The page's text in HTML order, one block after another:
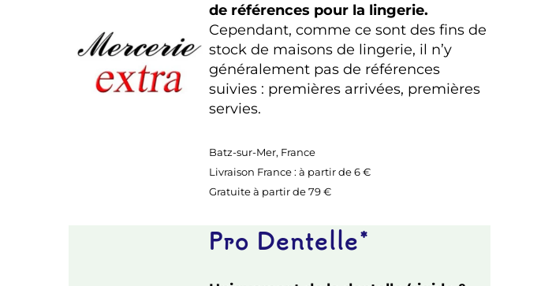
de références pour la lingerie.
Cependant, comme ce sont des fins de
stock de maisons de lingerie, il n’y
généralement pas de références
suivies : premières arrivées, premières
servies.
Batz-sur-Mer, France
Livraison France : à partir de 6 €
Gratuite à partir de 79 €
Pro Dentelle*